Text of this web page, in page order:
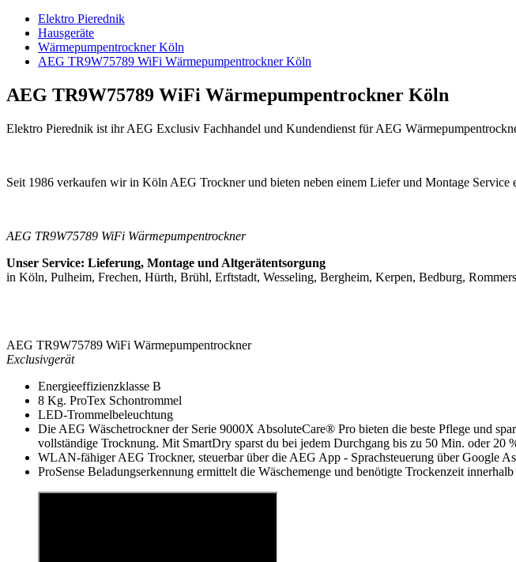
Elektro Pierednik
Hausgeräte
Wärmepumpentrockner Köln
AEG TR9W75789 WiFi Wärmepumpentrockner Köln
AEG TR9W75789 WiFi Wärmepumpentrockner Köln
Elektro Pierednik ist ihr AEG Exclusiv Fachhandel und Kundendienst für AEG
Seit 1986 verkaufen wir in Köln AEG Trockner und bieten neben einem Liefer und Montage Service
AEG TR9W75789 WiFi Wärmepumpentrockner
Unser Service: Lieferung, Montage und Altgerätentsorgung
in Köln, Pulheim, Frechen, Hürth, Brühl, Erftstadt, Wesseling, Bergheim, Kerpen, Bedburg,
AEG TR9W75789 WiFi Wärmepumpentrockner
Exclusivgerät
Energieeffizienzklasse B
8 Kg. ProTex Schontrommel
LED-Trommelbeleuchtung
Die AEG Wäschetrockner der Serie 9000X AbsoluteCare® Pro bieten die beste Pflege und
vollständige Trocknung. Mit SmartDry sparst du bei jedem Durchgang bis zu 50 Min. oder 20
WLAN-fähiger AEG Trockner, steuerbar über die AEG App - Sprachsteuerung über Google
ProSense Beladungserkennung ermittelt die Wäschemenge und benötigte Trockenzeit